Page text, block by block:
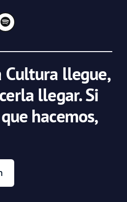
Cultura llegue,
llegar. Si
hacemos,